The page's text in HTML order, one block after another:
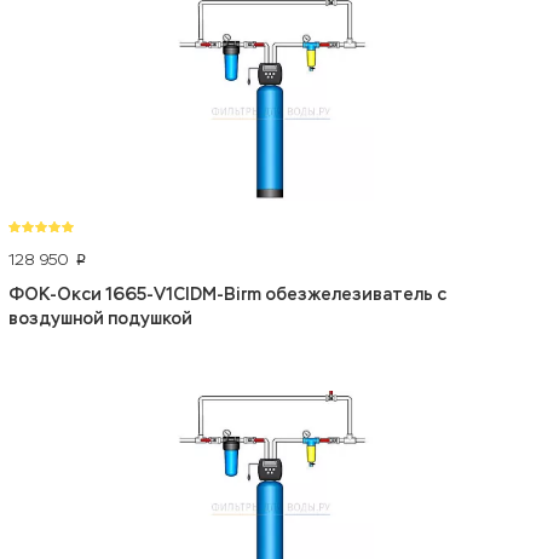
128 950 p
ФОК-Окси 1665-V1CIDM-Birm обезжелезиватель с
воздушной подушкой